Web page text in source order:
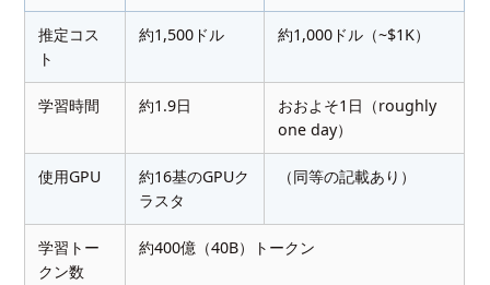
推定コス
ト
約1,500ドル 約1,000ドル（~$1K）
学習時間 約1.9日
おおよそ1日（roughly
one day）
使用GPU
約16基のGPUク
ラスタ
（同等の記載あり）
学習トー
クン数
約400億（40B）トークン